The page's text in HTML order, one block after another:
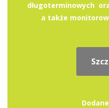
długoterminowych
a także